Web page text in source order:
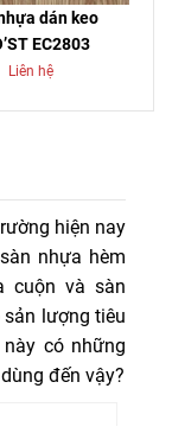
dán keo
EC2803
Liên hệ
Chúng tôi
dán keo
cao nhập
hiện nay
nhựa hèm
cuộn và sàn
lượng tiêu
có những
đến vậy?